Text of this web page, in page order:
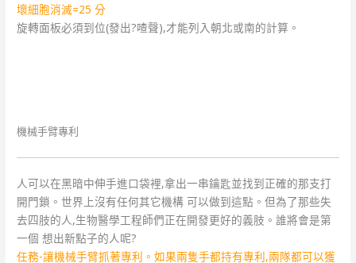
壞細胞消滅=25 分
旋轉面板必須到位(發出?喳聲),才能列入朝北或南的計算。
機械手臂專利
人可以在黑暗中伸手進口袋裡,拿出一串鑰匙並找到正確的那支打
開門鎖。世界上沒有任何其它機構 可以做到這點。但為了那些失
去四肢的人,生物醫學工程師們正在開發更好的義肢。誰將會是第
一個 想出新點子的人呢?
任務-讓機械手臂抓著專利。如果兩隻手都持有專利,兩隊都可以獲